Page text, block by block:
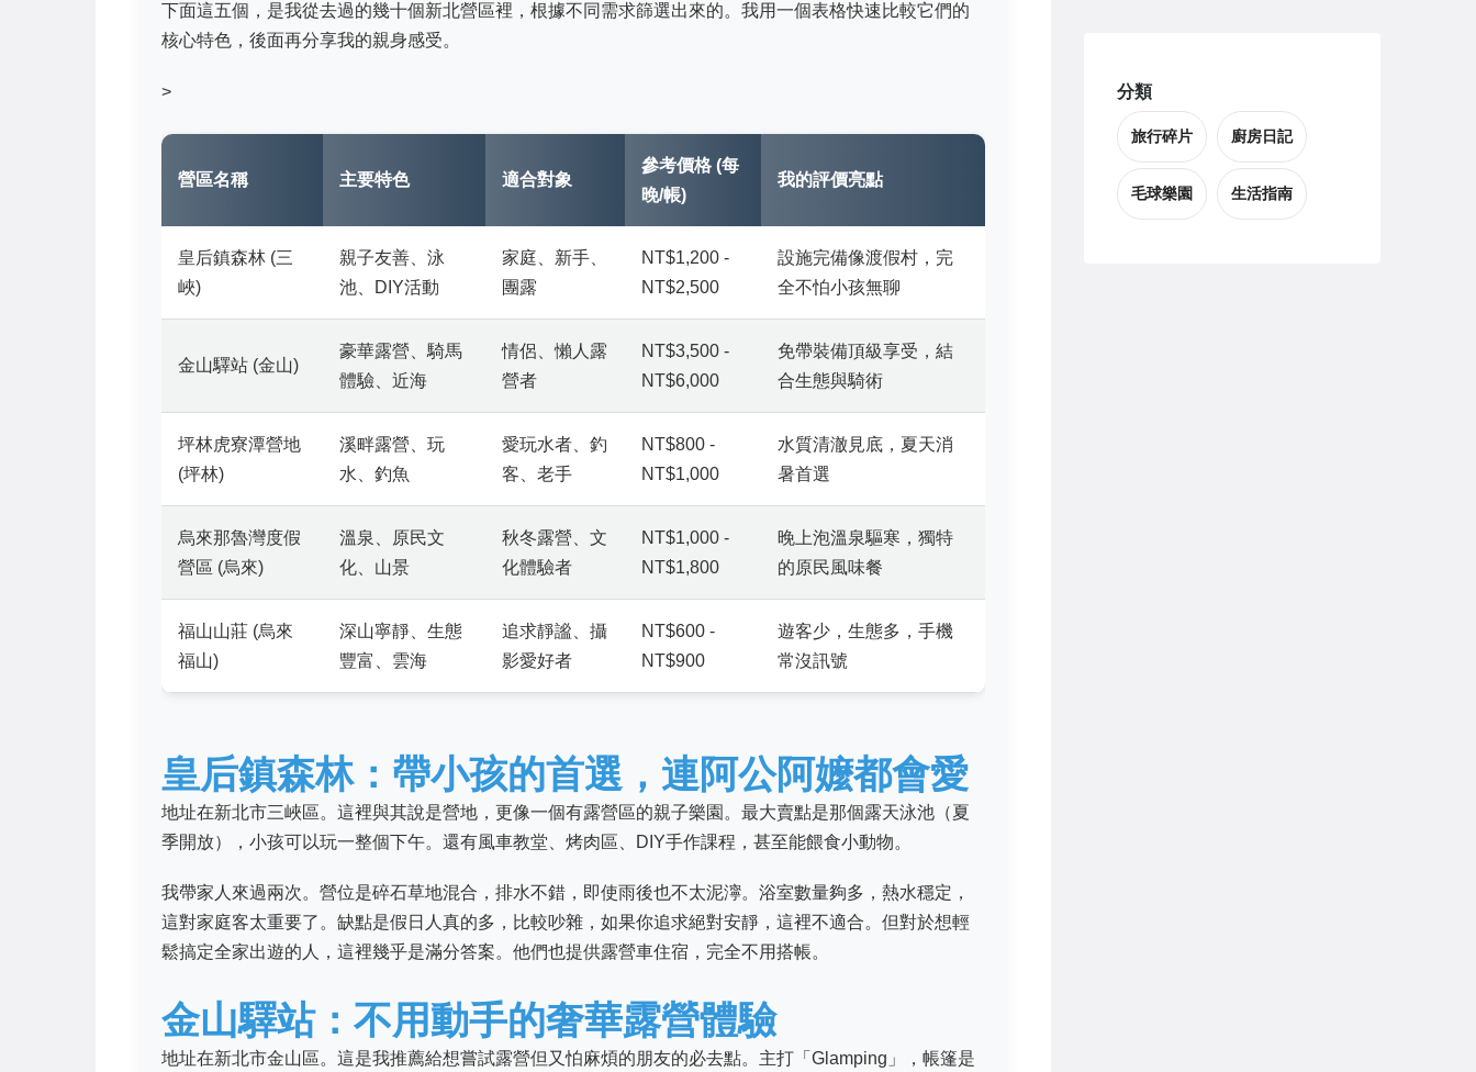
下面這五個，是我從去過的幾十個新北營區裡，根據不同需求篩選出來的。我用一個表格快速比較它們的
核心特色，後面再分享我的親身感受。
>
營區名稱 主要特色 適合對象
參考價格 (每
晚/帳)
我的評價亮點
皇后鎮森林 (三
峽)
親子友善、泳
池、DIY活動
家庭、新手、
團露
NT$1,200 -
NT$2,500
設施完備像渡假村，完
全不怕小孩無聊
金山驛站 (金山)
豪華露營、騎馬
體驗、近海
情侶、懶人露
營者
NT$3,500 -
NT$6,000
免帶裝備頂級享受，結
合生態與騎術
坪林虎寮潭營地
(坪林)
溪畔露營、玩
水、釣魚
愛玩水者、釣
客、老手
NT$800 -
NT$1,000
水質清澈見底，夏天消
暑首選
烏來那魯灣度假
營區 (烏來)
溫泉、原民文
化、山景
秋冬露營、文
化體驗者
NT$1,000 -
NT$1,800
晚上泡溫泉驅寒，獨特
的原民風味餐
福山山莊 (烏來
福山)
深山寧靜、生態
豐富、雲海
追求靜謐、攝
影愛好者
NT$600 -
NT$900
遊客少，生態多，手機
常沒訊號
皇后鎮森林：帶小孩的首選，連阿公阿嬤都會愛
地址在新北市三峽區。這裡與其說是營地，更像一個有露營區的親子樂園。最大賣點是那個露天泳池（夏
季開放），小孩可以玩一整個下午。還有風車教堂、烤肉區、DIY手作課程，甚至能餵食小動物。
我帶家人來過兩次。營位是碎石草地混合，排水不錯，即使雨後也不太泥濘。浴室數量夠多，熱水穩定，
這對家庭客太重要了。缺點是假日人真的多，比較吵雜，如果你追求絕對安靜，這裡不適合。但對於想輕
鬆搞定全家出遊的人，這裡幾乎是滿分答案。他們也提供露營車住宿，完全不用搭帳。
金山驛站：不用動手的奢華露營體驗
地址在新北市金山區。這是我推薦給想嘗試露營但又怕麻煩的朋友的必去點。主打「Glamping」，帳篷是
分類
旅行碎片 廚房日記
毛球樂園 生活指南